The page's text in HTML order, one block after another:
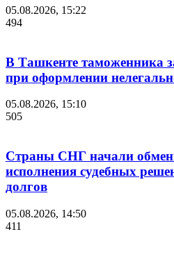
05.08.2026, 15:22
494
В Ташкенте таможенника
при оформлении
05.08.2026, 15:10
505
Страны СНГ начали
исполнения судебных
долгов
05.08.2026, 14:50
411